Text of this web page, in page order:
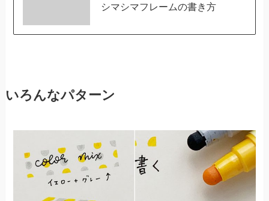
シマシマフレームの書き方
いろんなパターン